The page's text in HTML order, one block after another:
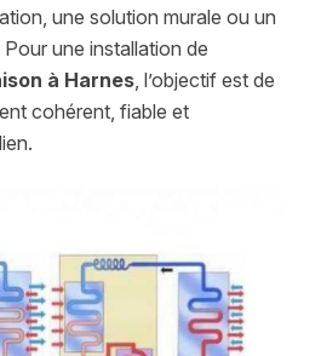
une solution murale ou un
une installation de
à Harnes, l’objectif est de
cohérent, fiable et